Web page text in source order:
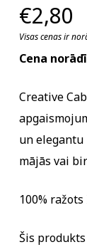
€2,80
Visas cenas ir
Cena
Creative
un
mājās vai
100%
Šis